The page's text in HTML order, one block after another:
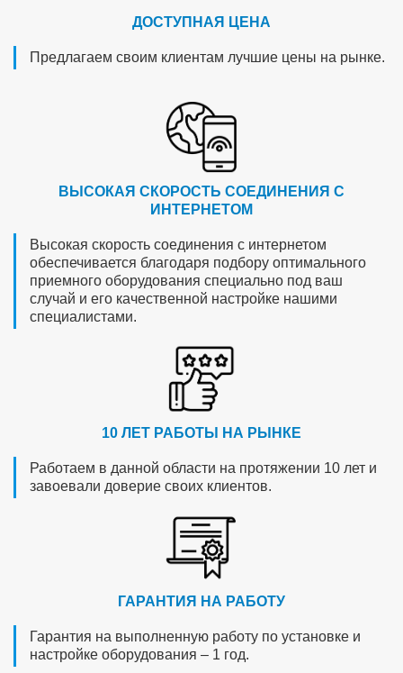
ДОСТУПНАЯ ЦЕНА
Предлагаем своим клиентам лучшие цены на рынке.
ВЫСОКАЯ СКОРОСТЬ СОЕДИНЕНИЯ С
ИНТЕРНЕТОМ
Высокая скорость соединения с интернетом
обеспечивается благодаря подбору оптимального
приемного оборудования специально под ваш
случай и его качественной настройке нашими
специалистами.
10 ЛЕТ РАБОТЫ НА РЫНКЕ
Работаем в данной области на протяжении 10 лет и
завоевали доверие своих клиентов.
ГАРАНТИЯ НА РАБОТУ
Гарантия на выполненную работу по установке и
настройке оборудования – 1 год.